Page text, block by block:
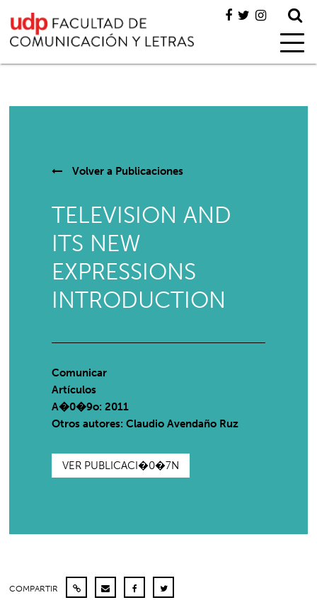
Volver a Publicaciones
TELEVISION AND
ITS NEW
EXPRESSIONS
INTRODUCTION
Comunicar
Artículos
A�0�9o: 2011
Otros autores: Claudio Avendaño Ruz
VER PUBLICACI�0�7N
COMPARTIR